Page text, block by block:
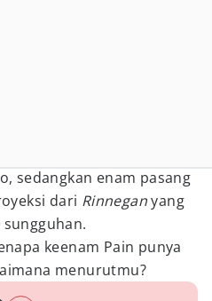
sedangkan enam pasang
dari Rinneganyang
sungguhan.
keenam Pain punya
menurutmu?